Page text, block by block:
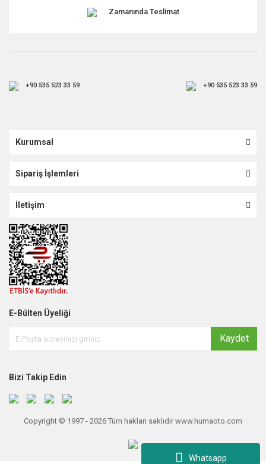
Whatsapp
Zamanında Teslimat
+90 535 523 33 59 +90 535 523 33 59
Kurumsal
Sipariş İşlemleri
İletişim
E-Bülten Üyeliği
Kaydet
Bizi Takip Edin
Copyright © 1997 - 2026 Tüm hakları saklıdır www.humaoto.com